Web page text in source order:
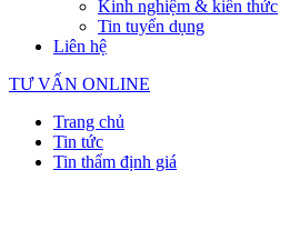
Kinh nghiệm & kiến thức
Tin tuyển dụng
Liên hệ
TƯ VẤN ONLINE
Trang chủ
Tin tức
Tin thẩm định giá